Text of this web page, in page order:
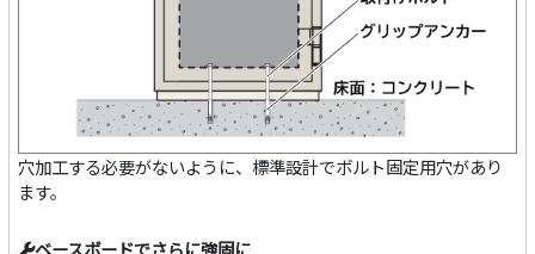
穴加工する必要がないように、標準設計でボルト固定用穴があり
ます。
ベースボードでさらに強固に